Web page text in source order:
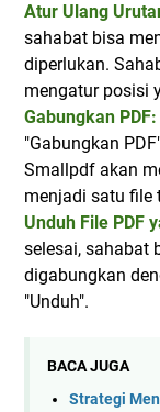
Atur Ulang
sahabat bisa
diperlukan.
mengatur posisi
Gabungkan PDF:
"Gabungkan
Smallpdf akan
menjadi satu file
Unduh File PDF
selesai, sahabat
digabungkan
"Unduh".
BACA JUGA
Strategi